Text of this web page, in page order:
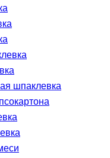
шпаклевка